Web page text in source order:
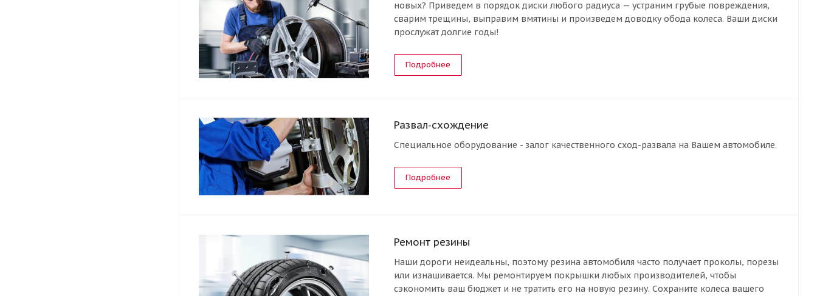
новых? Приведем в порядок диски любого радиуса — устраним грубые повреждения,
сварим трещины, выправим вмятины и произведем доводку обода колеса. Ваши диски
прослужат долгие годы!
Подробнее
Развал-схождение
Специальное оборудование - залог качественного сход-развала на Вашем автомобиле.
Подробнее
Ремонт резины
Наши дороги неидеальны, поэтому резина автомобиля часто получает проколы, порезы
или изнашивается. Мы ремонтируем покрышки любых производителей, чтобы
сэкономить ваш бюджет и не тратить его на новую резину. Сохраните колеса вашего